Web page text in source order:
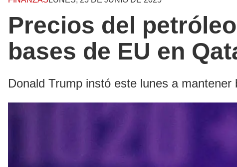
Precios del
bases de EU en
Donald Trump instó este lunes a